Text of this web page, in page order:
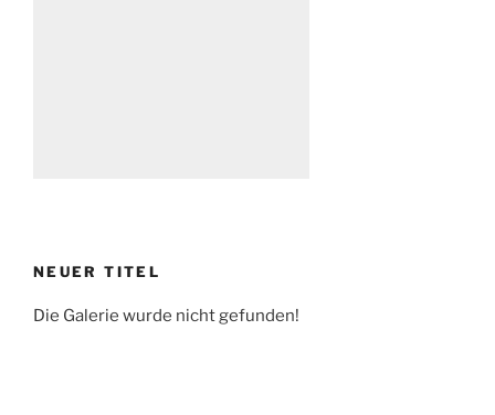
NEUER TITEL
Die Galerie wurde nicht gefunden!